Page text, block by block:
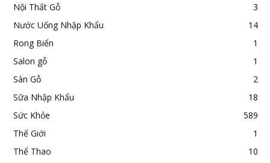
Nội Thất Gỗ
3
Nước Uống Nhập Khẩu
14
Rong Biển
1
Salon gỗ
1
Sàn Gỗ
2
Sữa Nhập Khẩu
18
Sức Khỏe
589
Thế Giới
1
Thể Thao
10